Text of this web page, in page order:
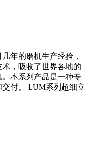
年的磨机生产经验，
，吸收了世界各地的
本系列产品是一种专
付。 LUM系列超细立